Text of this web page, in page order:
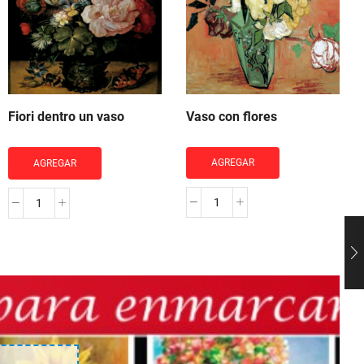
Fiori dentro un vaso
AGREGAR
Fiori
Vaso con flores
AGREGAR
Vaso